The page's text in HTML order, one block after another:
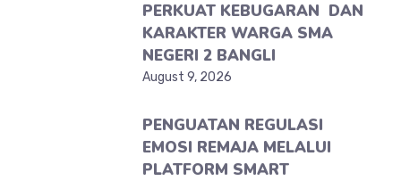
PERKUAT KEBUGARAN DAN
KARAKTER WARGA SMA
NEGERI 2 BANGLI
August 9, 2026
PENGUATAN REGULASI
EMOSI REMAJA MELALUI
PLATFORM SMART